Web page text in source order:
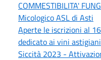
COMMESTIBILITA'
Micologico ASL di Asti
Aperte le iscrizioni al
dedicato ai vini astigiani
Siccità 2023 -